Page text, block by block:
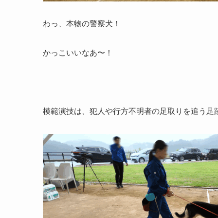
わっ、本物の警察犬！
かっこいいなあ〜！
模範演技は、犯人や行方不明者の足取りを追う足